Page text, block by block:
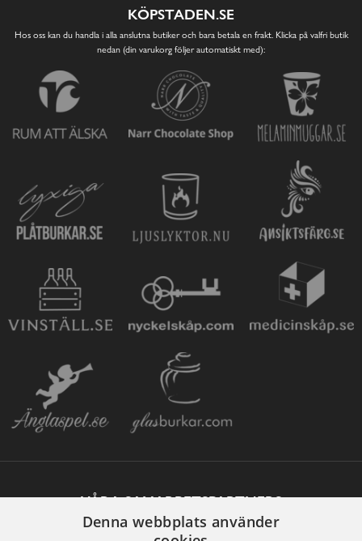
KÖPSTADEN.SE
Hos oss kan du handla i alla anslutna butiker och bara betala en frakt. Klicka på valfri butik
nedan (din varukorg följer automatiskt med):
VÅRA SAMARBETSPARTNERS
Denna webbplats använder